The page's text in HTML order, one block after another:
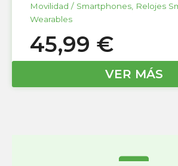
Movilidad / Smartphones Relojes
Wearables
45,99 €
VER MÁS